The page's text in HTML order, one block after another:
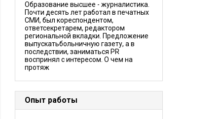
Образование высшее - журналистика.
Почти десять лет работал в печатных
СМИ, был кореспондентом,
ответсекретарем, редактором
региональной вкладки. Предложение
выпускатьбольничную газету, а в
последствии, заниматься PR
воспринял с интересом. О чем на
протяж
Опыт работы